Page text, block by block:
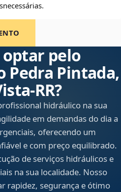
optar pelo
Pedra Pintada,
hidráulico na sua
em demandas do dia a
oferecendo um
e com preço equilibrado.
de serviços hidráulicos e
na sua localidade. Nosso
rapidez, segurança e ótimo